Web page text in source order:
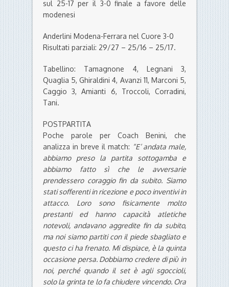
sul 25-17 per il 3-0 finale a favore delle
modenesi
Anderlini Modena-Ferrara nel Cuore 3-0
Risultati parziali: 29/27 – 25/16 – 25/17.
Tabellino: Tamagnone 4, Legnani 3,
Quaglia 5, Ghiraldini 4, Avanzi 11, Marconi 5,
Caggio 3, Amianti 6, Troccoli, Corradini,
Tani.
POSTPARTITA
Poche parole per Coach Benini, che
analizza in breve il match: “E’ andata male,
abbiamo preso la partita sottogamba e
abbiamo fatto sì che le avversarie
prendessero coraggio fin da subito. Siamo
stati sofferenti in ricezione e poco inventivi in
attacco. Loro sono fisicamente molto
prestanti ed hanno capacità atletiche
notevoli, andavano aggredite fin da subito,
ma noi siamo partiti con il piede sbagliato e
questo ci ha frenato. Mi dispiace, è la quinta
occasione persa. Dobbiamo credere di più in
noi, perché quando il set è agli sgoccioli,
solo la grinta te lo fa chiudere vincendo. Ora